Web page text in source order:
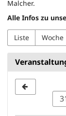
Malcher.
Alle Infos zu
Liste Woche